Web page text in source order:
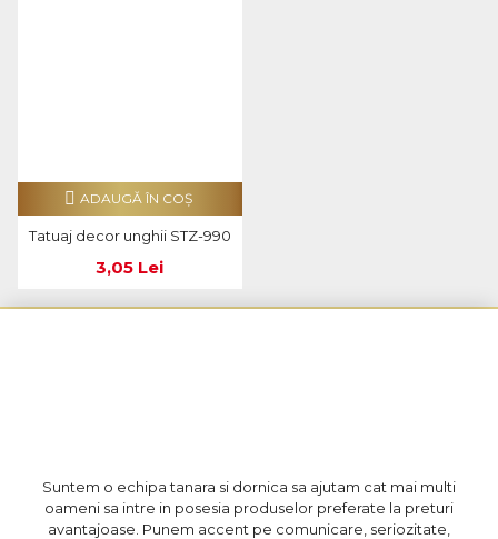
Tatuaj decor unghii STZ-990
3,05 Lei
ADAUGĂ ÎN COŞ
Suntem o echipa tanara si dornica sa ajutam cat mai multi
oameni sa intre in posesia produselor preferate la preturi
avantajoase. Punem accent pe comunicare, seriozitate,